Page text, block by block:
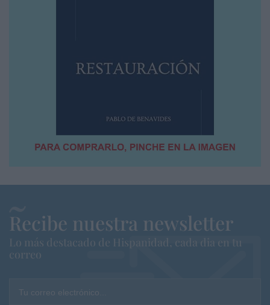
Recibe nuestra newsletter
Lo más destacado de Hispanidad, cada dia en tu
correo
Tu correo electrónico...